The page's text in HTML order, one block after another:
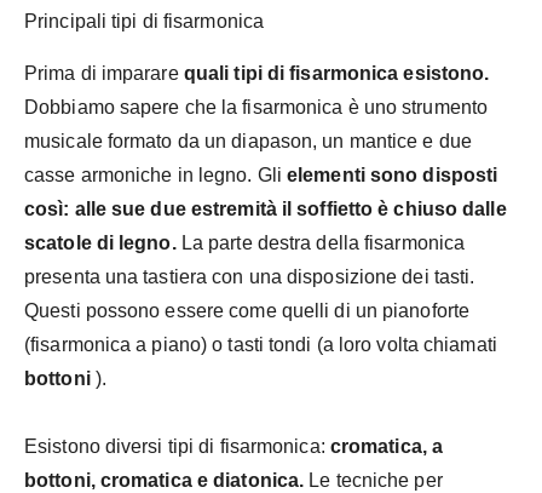
Principali tipi di fisarmonica
Prima di imparare quali tipi di fisarmonica esistono.
Dobbiamo sapere che la fisarmonica è uno strumento
musicale formato da un diapason, un mantice e due
casse armoniche in legno. Glielementi sono disposti
così: alle sue due estremità il soffietto è chiuso dalle
scatole di legno.La parte destra della fisarmonica
presenta una tastiera con una disposizione dei tasti.
Questi possono essere come quelli di un pianoforte
(fisarmonica a piano) o tasti tondi (a loro volta chiamati
bottoni).
Esistono diversi tipi di fisarmonica: cromatica, a
bottoni, cromatica e diatonica. Le tecniche per